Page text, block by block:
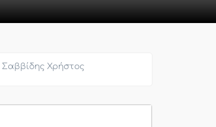
Σαββίδης Χρήστος